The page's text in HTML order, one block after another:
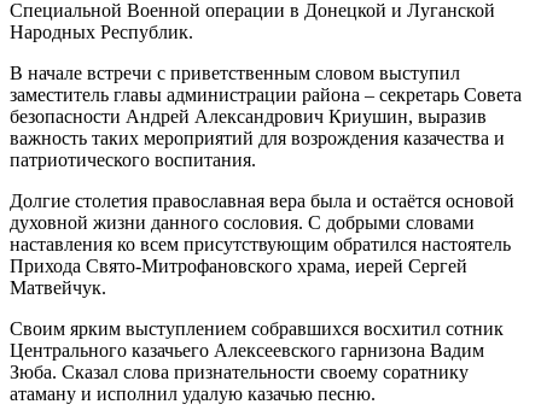
Специальной Военной операции в Донецкой и Луганской
Народных Республик.
В начале встречи с приветственным словом выступил
заместитель главы администрации района – секретарь Совета
безопасности Андрей Александрович Криушин, выразив
важность таких мероприятий для возрождения казачества и
патриотического воспитания.
Долгие столетия православная вера была и остаётся основой
духовной жизни данного сословия. С добрыми словами
наставления ко всем присутствующим обратился настоятель
Прихода Свято-Митрофановского храма, иерей Сергей
Матвейчук.
Своим ярким выступлением собравшихся восхитил сотник
Центрального казачьего Алексеевского гарнизона Вадим
Зюба. Сказал слова признательности своему соратнику
атаману и исполнил удалую казачью песню.